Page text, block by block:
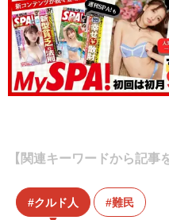
【関連キーワードから記事
クルド人 難民